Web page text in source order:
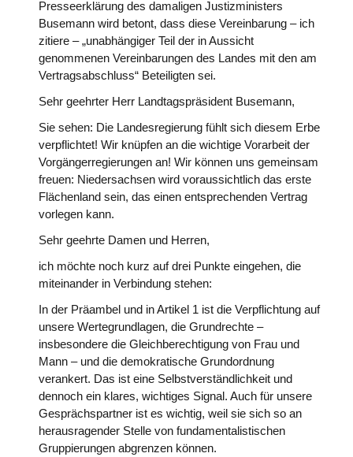
Presseerklärung des damaligen Justizministers
Busemann wird betont, dass diese Vereinbarung – ich
zitiere – „unabhängiger Teil der in Aussicht
genommenen Vereinbarungen des Landes mit den am
Vertragsabschluss“ Beteiligten sei.
Sehr geehrter Herr Landtagspräsident Busemann,
Sie sehen: Die Landesregierung fühlt sich diesem Erbe
verpflichtet! Wir knüpfen an die wichtige Vorarbeit der
Vorgängerregierungen an! Wir können uns gemeinsam
freuen: Niedersachsen wird voraussichtlich das erste
Flächenland sein, das einen entsprechenden Vertrag
vorlegen kann.
Sehr geehrte Damen und Herren,
ich möchte noch kurz auf drei Punkte eingehen, die
miteinander in Verbindung stehen:
In der Präambel und in Artikel 1 ist die Verpflichtung auf
unsere Wertegrundlagen, die Grundrechte –
insbesondere die Gleichberechtigung von Frau und
Mann – und die demokratische Grundordnung
verankert. Das ist eine Selbstverständlichkeit und
dennoch ein klares, wichtiges Signal. Auch für unsere
Gesprächspartner ist es wichtig, weil sie sich so an
herausragender Stelle von fundamentalistischen
Gruppierungen abgrenzen können.